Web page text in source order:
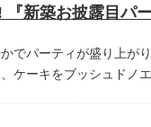
でパーティが盛り上がり
ケーキをブッシュドノ